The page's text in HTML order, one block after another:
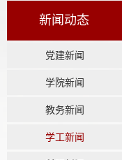
新闻动态
党建新闻
学院新闻
教务新闻
学工新闻